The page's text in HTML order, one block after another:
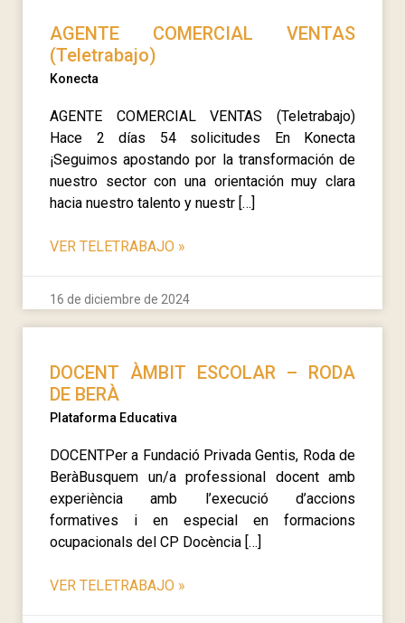
AGENTE COMERCIAL VENTAS
(Teletrabajo)
Konecta
AGENTE COMERCIAL VENTAS (Teletrabajo)
Hace 2 días 54 solicitudes En Konecta
¡Seguimos apostando por la transformación de
nuestro sector con una orientación muy clara
hacia nuestro talento y nuestr […]
VER TELETRABAJO »
16 de diciembre de 2024
DOCENT ÀMBIT ESCOLAR – RODA
DE BERÀ
Plataforma Educativa
DOCENTPer a Fundació Privada Gentis, Roda de
BeràBusquem un/a professional docent amb
experiència amb l’execució d’accions
formatives i en especial en formacions
ocupacionals del CP Docència […]
VER TELETRABAJO »